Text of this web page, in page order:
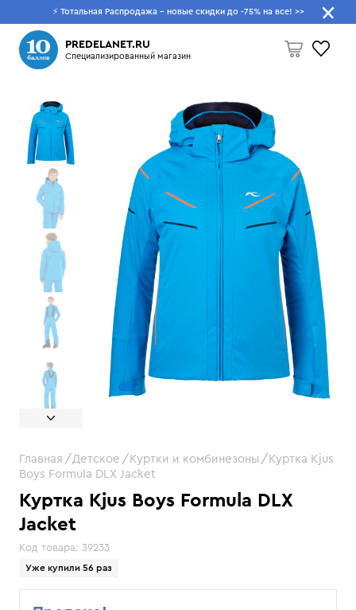
⚡ Тотальная Распродажа - новые скидки до -75% на все! >>
PREDELANET.RU
Специализированный магазин
Пусто
Что будем искать?
Куртка Kjus Boys Formula DLX
Jacket
Код товара: 39233
Уже купили 56 раз
Главная Детское Куртки и комбинезоны
Куртка Kjus
Boys Formula DLX Jacket